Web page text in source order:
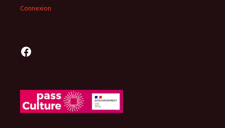
Connexion
Facebook